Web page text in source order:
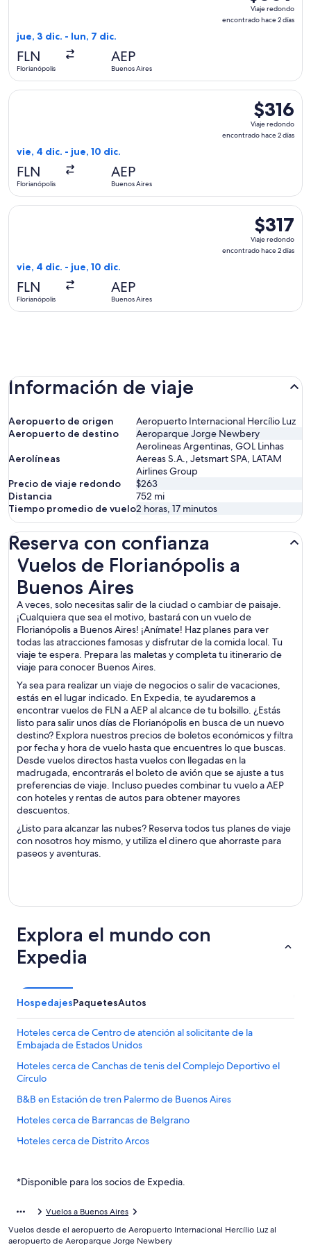
Viaje
redondo,
Viaje redondo
encontrado hace 2 días
jue, 3 dic. - lun, 7 dic.
FLN
Florianópolis
AEP
Buenos Aires
$316
Viaje
redondo,
$316
Viaje redondo
encontrado hace 2 días
vie, 4 dic. - jue, 10 dic.
FLN
Florianópolis
AEP
Buenos Aires
Seleccionar vuelo de GOL Linhas Aereas S.A., con salida
$317
Viaje
redondo,
$317
Viaje redondo
encontrado hace 2 días
vie, 4 dic. - jue, 10 dic.
FLN
Florianópolis
AEP
Buenos Aires
Seleccionar vuelo de Aerolineas Argentinas, con salida el
Información de viaje
Aeropuerto de origen
Aeropuerto Internacional Hercílio Luz
Aeropuerto de destino
Aeroparque Jorge Newbery
Aerolíneas
Aerolineas Argentinas, GOL Linhas
Aereas S.A., Jetsmart SPA, LATAM
Airlines Group
Precio de viaje redondo
$263
Distancia
752 mi
Tiempo promedio de vuelo2 horas, 17 minutos
Reserva con confianza
Vuelos de Florianópolis a
Buenos Aires
A veces, solo necesitas salir de la ciudad o cambiar de paisaje.
¡Cualquiera que sea el motivo, bastará con un vuelo de
Florianópolis a Buenos Aires! ¡Anímate! Haz planes para ver
todas las atracciones famosas y disfrutar de la comida local. Tu
viaje te espera. Prepara las maletas y completa tu itinerario de
viaje para conocer Buenos Aires.
Ya sea para realizar un viaje de negocios o salir de vacaciones,
estás en el lugar indicado. En Expedia, te ayudaremos a
encontrar vuelos de FLN a AEP al alcance de tu bolsillo. ¿Estás
listo para salir unos días de Florianópolis en busca de un nuevo
destino? Explora nuestros precios de boletos económicos y filtra
por fecha y hora de vuelo hasta que encuentres lo que buscas.
Desde vuelos directos hasta vuelos con llegadas en la
madrugada, encontrarás el boleto de avión que se ajuste a tus
preferencias de viaje. Incluso puedes combinar tu vuelo a AEP
con hoteles y rentas de autos para obtener mayores
descuentos.
¿Listo para alcanzar las nubes? Reserva todos tus planes de viaje
con nosotros hoy mismo, y utiliza el dinero que ahorraste para
paseos y aventuras.
Vuelos de Florianópolis a Buenos Aires
Explora el mundo con
Expedia
HospedajesPaquetesAutos
Hoteles cerca de Centro de atención al solicitante de la
Embajada de Estados Unidos
Hoteles cerca de Canchas de tenis del Complejo Deportivo el
Círculo
B&B en Estación de tren Palermo de Buenos Aires
Hoteles cerca de Barrancas de Belgrano
Hoteles cerca de Distrito Arcos
Hoteles cerca de Embajada de Estados Unidos de América
Hoteles cerca de Tierra Santa
*Disponible para los socios de Expedia.
Vuelos a Buenos Aires
Vuelos desde el aeropuerto de Aeropuerto Internacional Hercílio Luz al
aeropuerto de Aeroparque Jorge Newbery